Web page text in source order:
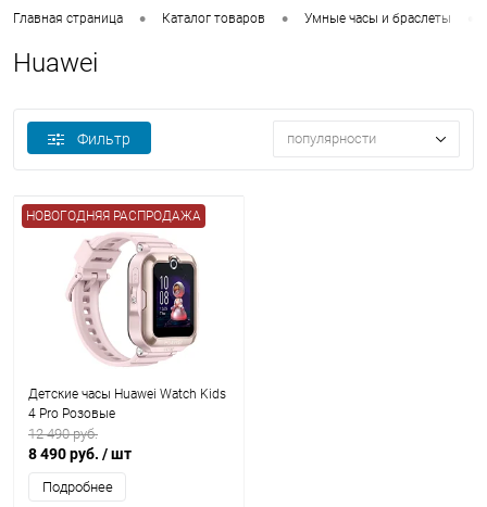
Главная страница • Каталог товаров • Умные часы и браслеты
Huawei
Фильтр популярности
НОВОГОДНЯЯ РАСПРОДАЖА
Детские часы Huawei Watch Kids
4 Pro Розовые
12 490 руб.
8 490 руб. / шт
Подробнее